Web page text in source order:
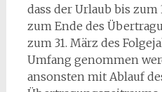
dass der Urlaub bis zum
zum Ende des
zum 31. März des
Umfang genommen
ansonsten mit Ablauf